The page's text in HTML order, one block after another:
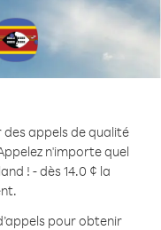
des appels de qualité
n'importe quel
! - dès 14.0 ¢ la
pour obtenir